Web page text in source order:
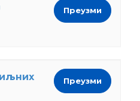
Преузми
Преузми